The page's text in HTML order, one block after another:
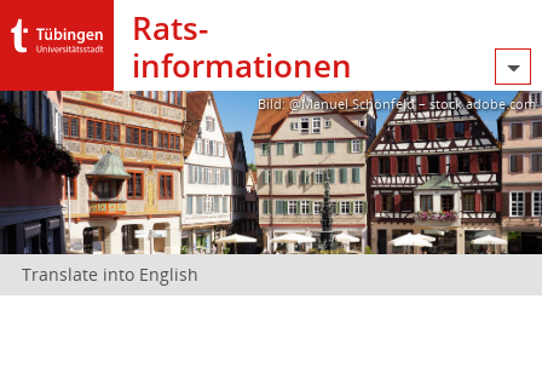
Rats­
informationen
Bild: @Manuel Schönfeld – stock.adobe.com
Translate into English